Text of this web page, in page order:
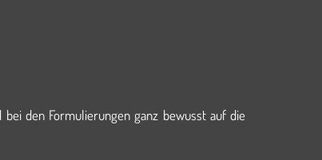
den Formulierungen ganz bewusst auf die